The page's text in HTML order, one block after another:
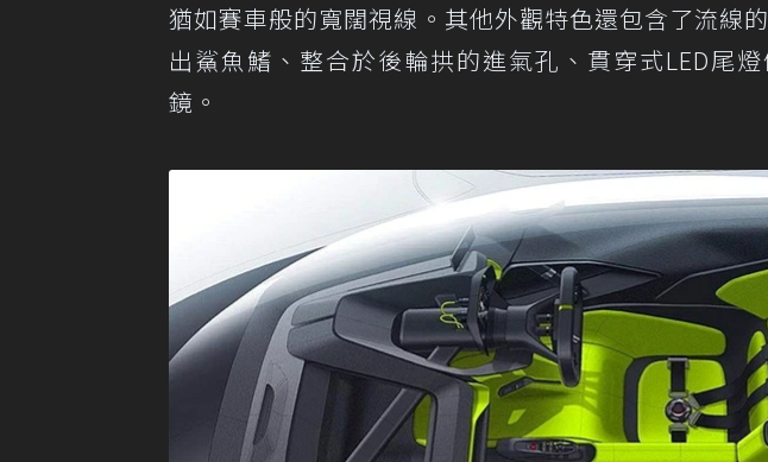
猶如賽車般的寬闊視線。其他外觀特色還包含了流線
出鯊魚鰭、整合於後輪拱的進氣孔、貫穿式LED尾
鏡。